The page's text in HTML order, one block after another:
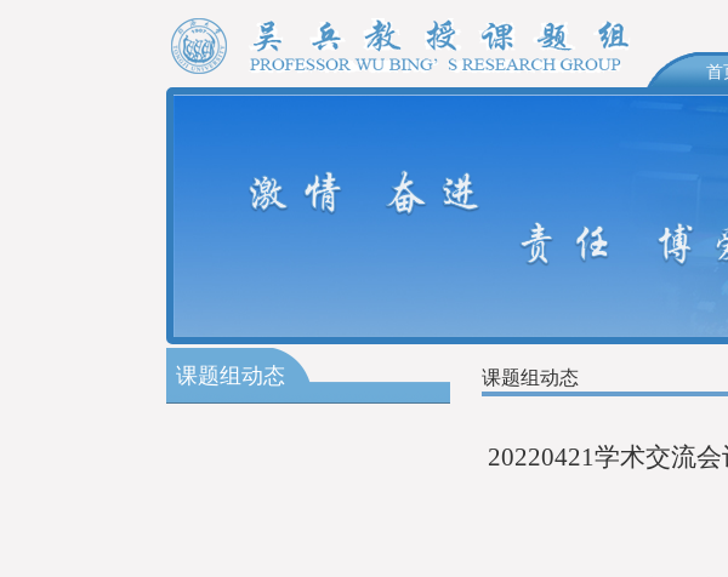
首
课题组动态 课题组动态
20220421学术交流